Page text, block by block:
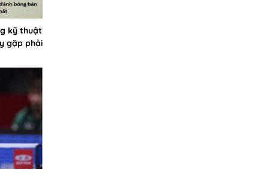
kỹ thuật
gặp phải